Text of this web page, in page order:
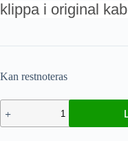
klippa i original
Kan restnoteras